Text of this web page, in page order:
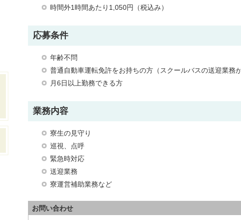
時間外1時間あたり1,050円（税込み）
応募条件
年齢不問
普通自動車運転免許をお持ちの方（スクールバスの送迎業務が
月6日以上勤務できる方
業務内容
寮生の見守り
巡視、点呼
緊急時対応
送迎業務
寮運営補助業務など
お問い合わせ